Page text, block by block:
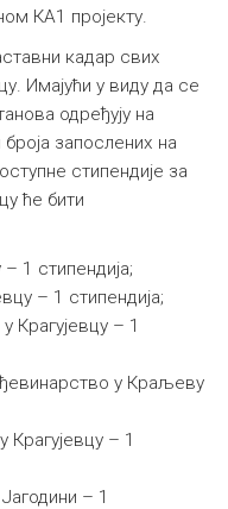
КА1 пројекту.
кадар свих
Имајући у виду да се
одређују на
запослених на
стипендије за
ће бити
1 стипендија;
– 1 стипендија;
Крагујевцу – 1
у Краљеву
Крагујевцу – 1
– 1